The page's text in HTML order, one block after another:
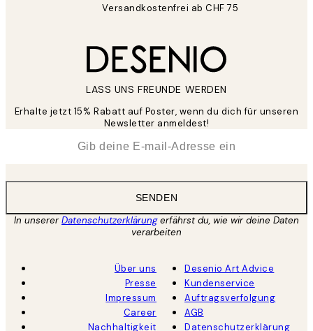
Versandkostenfrei ab CHF 75
LASS UNS FREUNDE WERDEN
Erhalte jetzt 15% Rabatt auf Poster, wenn du dich für unseren
Newsletter anmeldest!
SENDEN
In unsererDatenschutzerklärungerfährst du, wie wir deine Daten
verarbeiten
Über uns
Presse
Impressum
Career
Nachhaltigkeit
Desenio Art Advice
Kundenservice
Auftragsverfolgung
AGB
Datenschutzerklärung